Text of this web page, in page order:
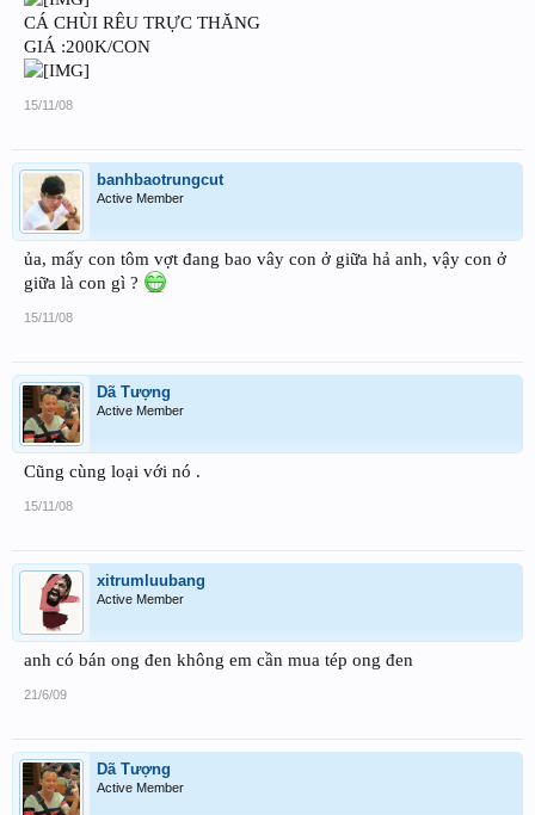
CÁ CHÙI RÊU TRỰC THĂNG
GIÁ :200K/CON
15/11/08
banhbaotrungcut
Active Member
ủa, mấy con tôm vợt đang bao vây con ở giữa hả anh, vậy con ở
giữa là con gì ?
15/11/08
Dã Tượng
Active Member
Cũng cùng loại với nó .
15/11/08
xitrumluubang
Active Member
anh có bán ong đen không em cần mua tép ong đen
21/6/09
Dã Tượng
Active Member